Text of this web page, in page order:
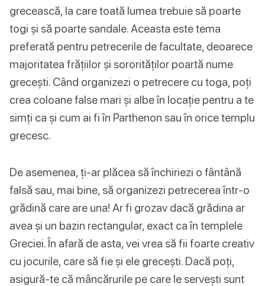
grecească, la care toată lumea trebuie să poarte
togi și să poarte sandale. Aceasta este tema
preferată pentru petrecerile de facultate, deoarece
majoritatea frățiilor și sororităților poartă nume
grecești. Când organizezi o petrecere cu toga, poți
crea coloane false mari și albe în locație pentru a te
simți ca și cum ai fi în Parthenon sau în orice templu
grecesc.
De asemenea, ți-ar plăcea să închiriezi o fântână
falsă sau, mai bine, să organizezi petrecerea într-o
grădină care are una! Ar fi grozav dacă grădina ar
avea și un bazin rectangular, exact ca în templele
Greciei. În afară de asta, vei vrea să fii foarte creativ
cu jocurile, care să fie și ele grecești. Dacă poți,
asigură-te că mâncărurile pe care le servești sunt